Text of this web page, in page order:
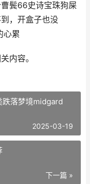
鬓66史诗宝珠狗屎
，开盒子也没
心累
内容。
跌落梦境midgard
2025-03-19
下一篇 »